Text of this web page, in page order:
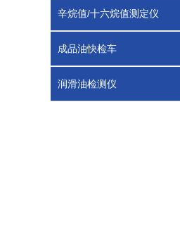
辛烷值/十六烷值测定仪
成品油快检车
润滑油检测仪